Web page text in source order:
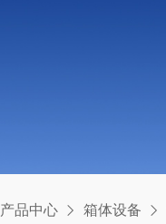
产品中心 箱体设备